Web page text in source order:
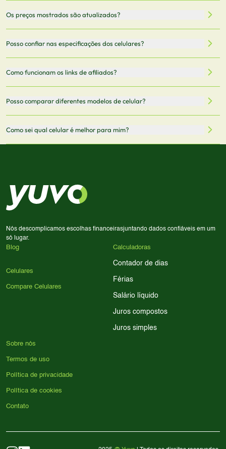
armazenamento, memória RAM, bateria e conectividade
5G.
Os preços mostrados são atualizados?
vendedor antes de finalizar sua compra.
Posso confiar nas especificações dos celulares?
informações mais recentes de cada modelo.
Como funcionam os links de afiliados?
comissão sem custo adicional para você.
Posso comparar diferentes modelos de celular?
Sim! Você pode selecionar até 3 celulares para comparar
Como sei qual celular é melhor para mim?
processador e bateria são essenciais. Use nossos filtros
para encontrar o celular ideal.
Nós descomplicamos escolhas financeirasjuntando dados confiáveis em um
só lugar.
Blog
Celulares
Compare Celulares
Calculadoras
Contador de dias
Férias
Salário líquido
Juros compostos
Juros simples
Sobre nós
Termos de uso
Política de privacidade
Política de cookies
Contato